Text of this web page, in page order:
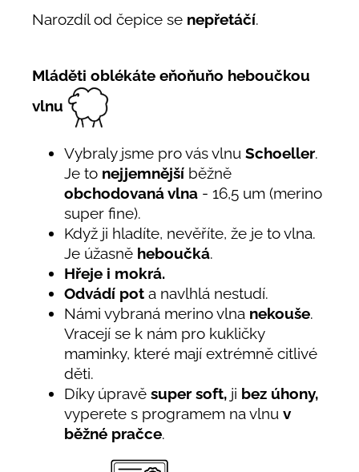
Narozdíl od čepice se nepřetáčí.
Mláděti oblékáte eňoňuňo heboučkou
vlnu
Vybraly jsme pro vás vlnu Schoeller.
Je to nejjemnější běžně
obchodovaná vlna - 16,5 um (merino
super fine).
Když ji hladíte, nevěříte, že je to vlna.
Je úžasně heboučká.
Hřeje i mokrá.
Odvádí pot a navlhlá nestudí.
Námi vybraná merino vlna nekouše.
Vracejí se k nám pro kukličky
maminky, které mají extrémně citlivé
děti.
Díky úpravě super soft, ji bez úhony,
vyperete s programem na vlnu v
běžné pračce.